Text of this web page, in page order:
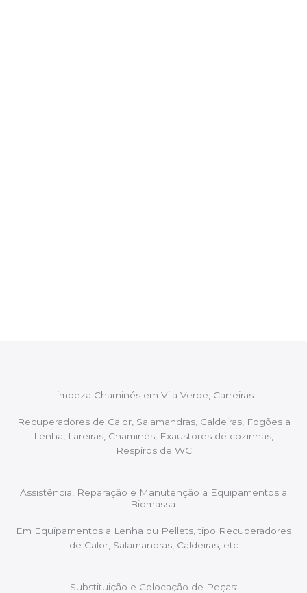
Limpeza Chaminés em Vila Verde, Carreiras:
Recuperadores de Calor, Salamandras, Caldeiras, Fogões a
Lenha, Lareiras, Chaminés, Exaustores de cozinhas,
Respiros de WC
Assistência, Reparação e Manutenção a Equipamentos a
Biomassa:
Em Equipamentos a Lenha ou Pellets, tipo Recuperadores
de Calor, Salamandras, Caldeiras, etc
Substituição e Colocação de Peças: